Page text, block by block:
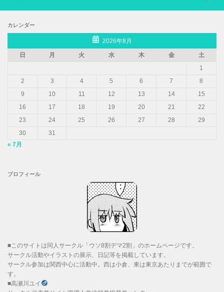
カレンダー
2026年8月
日
月 火 水 木 金
土
1
2
3 4 5 6 7
8
9
10 11 12 13 14
15
16
17 18 19 20 21
22
23
24 25 26 27 28
29
30
31
« 7月
プロフィール
■このサイトは同人サークル「ウソ8割デマ2割」のホームページです。
サークル活動やイラストの展示、日記等を掲載しています。
サークル参加は関西中心に活動中。西は小倉、東は東京あたりまでが範囲で
す。
■高瀬川ユイ